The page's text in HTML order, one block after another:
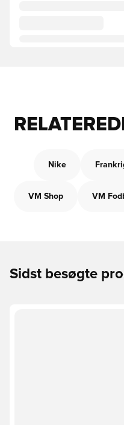
Nike
VM Shop VM
Sidst besøgte